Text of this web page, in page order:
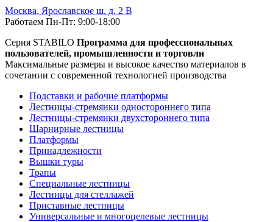
Москва, Ярославское ш. д. 2 В
Работаем Пн-Пт: 9:00-18:00
Серия STABILO Программа для профессиональных
пользователей, промышленности и торговли
Максимальные размеры и высокое качество материалов в
сочетании с современной технологией производства
Подставки и рабочие платформы
Лестницы-стремянки одностороннего типа
Лестницы-стремянки двухстороннего типа
Шарнирные лестницы
Платформы
Принадлежности
Вышки туры
Трапы
Специальные лестницы
Лестницы для стеллажей
Приставные лестницы
Универсальные и многоцелевые лестницы